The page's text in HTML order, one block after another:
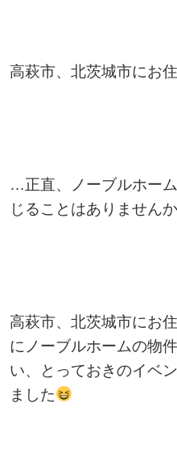
高萩市、北茨城市にお
…正直、ノーブルホー
じることはありません
高萩市、北茨城市にお
にノーブルホームの物
い、とっておきのイベ
ました